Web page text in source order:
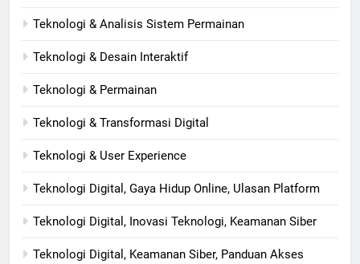
Teknologi & Analisis Sistem Permainan
Teknologi & Desain Interaktif
Teknologi & Permainan
Teknologi & Transformasi Digital
Teknologi & User Experience
Teknologi Digital, Gaya Hidup Online, Ulasan Platform
Teknologi Digital, Inovasi Teknologi, Keamanan Siber
Teknologi Digital, Keamanan Siber, Panduan Akses